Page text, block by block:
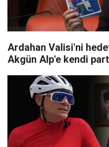
Ardahan Valisi'ni
Akgün Alp'e kendi